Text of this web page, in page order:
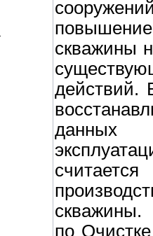
скважины
действий.
по